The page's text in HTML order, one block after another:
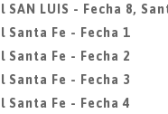
LUIS - Fecha 8,
Fe - Fecha 1
Fe - Fecha 2
Fe - Fecha 3
Fe - Fecha 4